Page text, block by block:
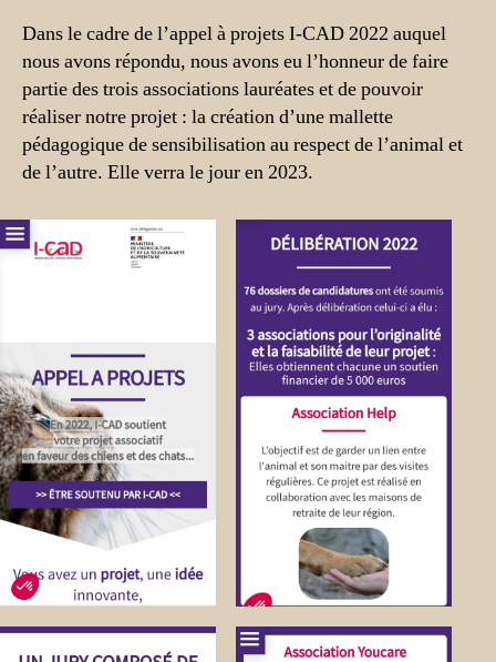
Dans le cadre de l’appel à projets I-CAD 2022 auquel
nous avons répondu, nous avons eu l’honneur de faire
partie des trois associations lauréates et de pouvoir
réaliser notre projet : la création d’une mallette
pédagogique de sensibilisation au respect de l’animal et
de l’autre. Elle verra le jour en 2023.